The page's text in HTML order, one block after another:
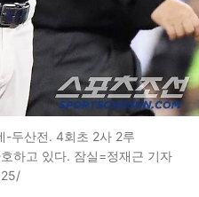
-두산전. 4회초 2사 2루
하고 있다. 잠실=정재근 기자